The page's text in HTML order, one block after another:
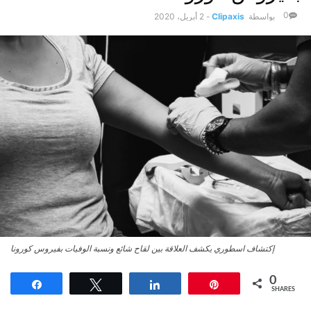
بواسطة Clipaxis
- 2 أبريل، 2020 0
إكتشاف اسطوري يكشف العلاقة بين لقاح شائع ونسبة الوفيات بفيروس كورونا
0
SHARES